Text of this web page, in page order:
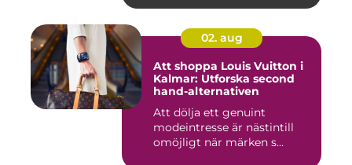
02. aug
Att shoppa Louis Vuitton i
Kalmar: Utforska second
hand-alternativen
Att dölja ett genuint
modeintresse är nästintill
omöjligt när märken s...